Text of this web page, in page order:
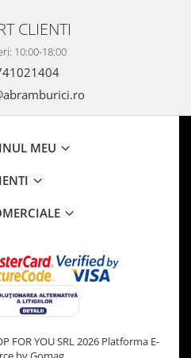
CLIENTI
10:00-18:00
MEU
FOR YOU SRL 2026 Platforma E-